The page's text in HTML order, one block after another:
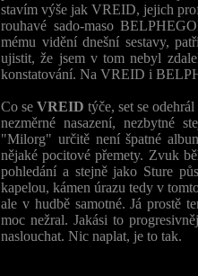
stavím výše jak VREID, jejich
rouhavé sado-maso
mému vidění dnešní sestavy,
ujistit, že jsem v tom nebyl
konstatování. Na VREID i
Co seVREID týče, set se
nezměrné nasazení, nezbytné
"Milorg" určitě není špatné
nějaké pocitové přemety. Zvuk
pohledání a stejně jako Sture
kapelou, kámen úrazu tedy v
ale v hudbě samotné. Já prostě
moc nežral. Jakási to
naslouchat. Nic naplat, je to tak.